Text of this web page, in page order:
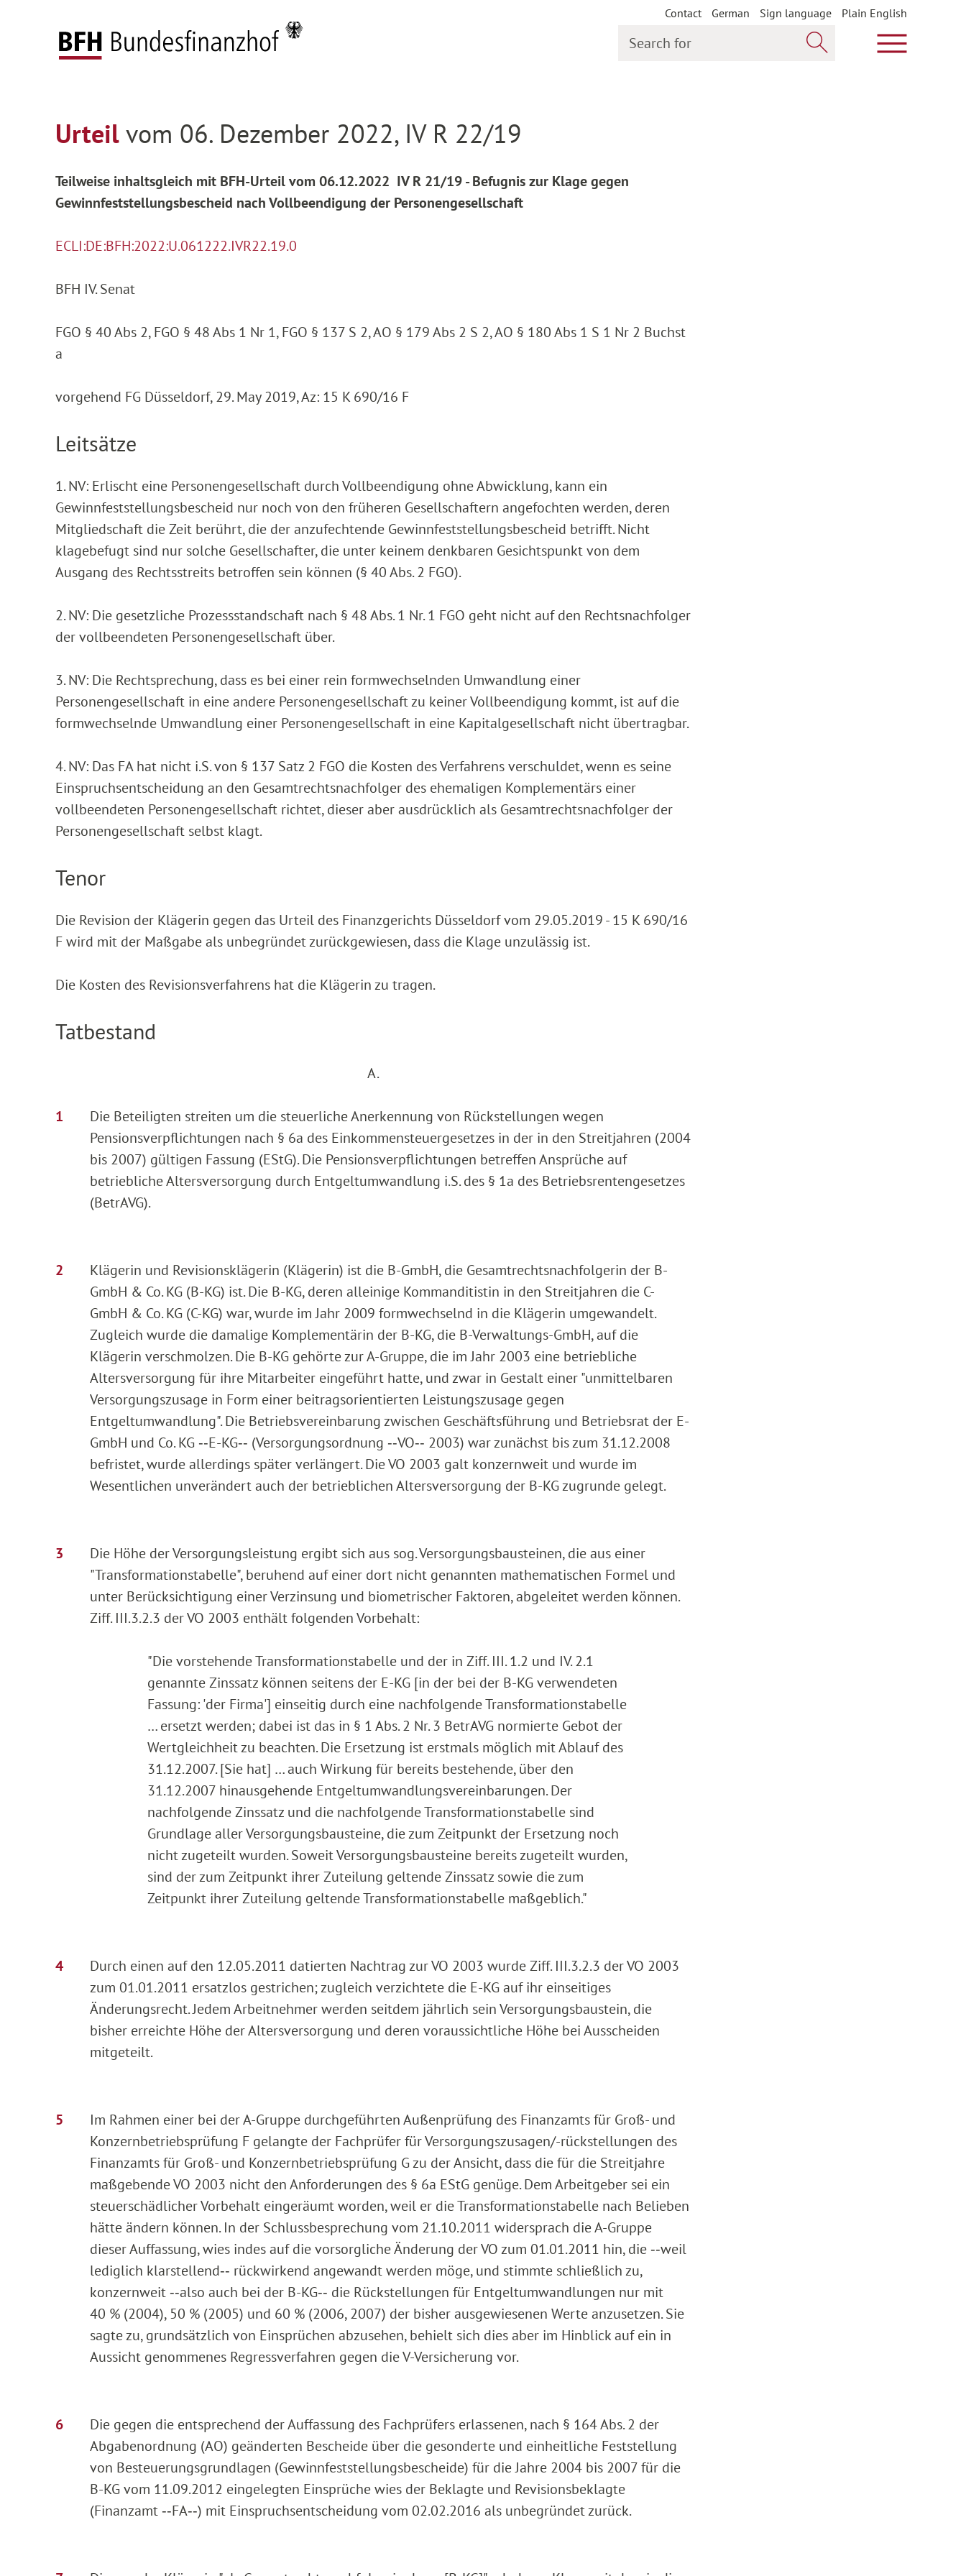
Contact German Sign language
Plain English
Show main
Federal Fiscal Court
Urteilvom 06. Dezember 2022, IV R 22/19
Teilweise inhaltsgleich mit BFH-Urteil vom 06.12.2022 IV R 21/19 - Befugnis zur Klage gegen
Gewinnfeststellungsbescheid nach Vollbeendigung der Personengesellschaft
ECLI:DE:BFH:2022:U.061222.IVR22.19.0
BFH IV. Senat
FGO § 40 Abs 2, FGO § 48 Abs 1 Nr 1, FGO § 137 S 2, AO § 179 Abs 2 S 2, AO § 180 Abs 1 S 1 Nr 2 Buchst
a
vorgehend FG Düsseldorf, 29. May 2019, Az: 15 K 690/16 F
Leitsätze
1. NV: Erlischt eine Personengesellschaft durch Vollbeendigung ohne Abwicklung, kann ein
Gewinnfeststellungsbescheid nur noch von den früheren Gesellschaftern angefochten werden, deren
Mitgliedschaft die Zeit berührt, die der anzufechtende Gewinnfeststellungsbescheid betrifft. Nicht
klagebefugt sind nur solche Gesellschafter, die unter keinem denkbaren Gesichtspunkt von dem
Ausgang des Rechtsstreits betroffen sein können (§ 40 Abs. 2 FGO).
2. NV: Die gesetzliche Prozessstandschaft nach § 48 Abs. 1 Nr. 1 FGO geht nicht auf den Rechtsnachfolger
der vollbeendeten Personengesellschaft über.
3. NV: Die Rechtsprechung, dass es bei einer rein formwechselnden Umwandlung einer
Personengesellschaft in eine andere Personengesellschaft zu keiner Vollbeendigung kommt, ist auf die
formwechselnde Umwandlung einer Personengesellschaft in eine Kapitalgesellschaft nicht übertragbar.
4. NV: Das FA hat nicht i.S. von § 137 Satz 2 FGO die Kosten des Verfahrens verschuldet, wenn es seine
Einspruchsentscheidung an den Gesamtrechtsnachfolger des ehemaligen Komplementärs einer
vollbeendeten Personengesellschaft richtet, dieser aber ausdrücklich als Gesamtrechtsnachfolger der
Personengesellschaft selbst klagt.
Tenor
Die Revision der Klägerin gegen das Urteil des Finanzgerichts Düsseldorf vom 29.05.2019 - 15 K 690/16
F wird mit der Maßgabe als unbegründet zurückgewiesen, dass die Klage unzulässig ist.
Die Kosten des Revisionsverfahrens hat die Klägerin zu tragen.
Tatbestand
A.
Die Beteiligten streiten um die steuerliche Anerkennung von Rückstellungen wegen
Pensionsverpflichtungen nach § 6a des Einkommensteuergesetzes in der in den Streitjahren (2004
bis 2007) gültigen Fassung (EStG). Die Pensionsverpflichtungen betreffen Ansprüche auf
betriebliche Altersversorgung durch Entgeltumwandlung i.S. des § 1a des Betriebsrentengesetzes
(BetrAVG).
Klägerin und Revisionsklägerin (Klägerin) ist die B-GmbH, die Gesamtrechtsnachfolgerin der B-
GmbH & Co. KG (B-KG) ist. Die B-KG, deren alleinige Kommanditistin in den Streitjahren die C-
GmbH & Co. KG (C-KG) war, wurde im Jahr 2009 formwechselnd in die Klägerin umgewandelt.
Zugleich wurde die damalige Komplementärin der B-KG, die B-Verwaltungs-GmbH, auf die
Klägerin verschmolzen. Die B-KG gehörte zur A-Gruppe, die im Jahr 2003 eine betriebliche
Altersversorgung für ihre Mitarbeiter eingeführt hatte, und zwar in Gestalt einer "unmittelbaren
Versorgungszusage in Form einer beitragsorientierten Leistungszusage gegen
Entgeltumwandlung". Die Betriebsvereinbarung zwischen Geschäftsführung und Betriebsrat der E-
GmbH und Co. KG ‑‑E-KG‑‑ (Versorgungsordnung ‑‑VO‑‑ 2003) war zunächst bis zum 31.12.2008
befristet, wurde allerdings später verlängert. Die VO 2003 galt konzernweit und wurde im
Wesentlichen unverändert auch der betrieblichen Altersversorgung der B-KG zugrunde gelegt.
Die Höhe der Versorgungsleistung ergibt sich aus sog. Versorgungsbausteinen, die aus einer
"Transformationstabelle", beruhend auf einer dort nicht genannten mathematischen Formel und
unter Berücksichtigung einer Verzinsung und biometrischer Faktoren, abgeleitet werden können.
Ziff. III.3.2.3 der VO 2003 enthält folgenden Vorbehalt:
"Die vorstehende Transformationstabelle und der in Ziff. III. 1.2 und IV. 2.1
genannte Zinssatz können seitens der E-KG [in der bei der B-KG verwendeten
Fassung: 'der Firma'] einseitig durch eine nachfolgende Transformationstabelle
… ersetzt werden; dabei ist das in § 1 Abs. 2 Nr. 3 BetrAVG normierte Gebot der
Wertgleichheit zu beachten. Die Ersetzung ist erstmals möglich mit Ablauf des
31.12.2007. [Sie hat] … auch Wirkung für bereits bestehende, über den
31.12.2007 hinausgehende Entgeltumwandlungsvereinbarungen. Der
nachfolgende Zinssatz und die nachfolgende Transformationstabelle sind
Grundlage aller Versorgungsbausteine, die zum Zeitpunkt der Ersetzung noch
nicht zugeteilt wurden. Soweit Versorgungsbausteine bereits zugeteilt wurden,
sind der zum Zeitpunkt ihrer Zuteilung geltende Zinssatz sowie die zum
Zeitpunkt ihrer Zuteilung geltende Transformationstabelle maßgeblich."
Durch einen auf den 12.05.2011 datierten Nachtrag zur VO 2003 wurde Ziff. III.3.2.3 der VO 2003
zum 01.01.2011 ersatzlos gestrichen; zugleich verzichtete die E-KG auf ihr einseitiges
Änderungsrecht. Jedem Arbeitnehmer werden seitdem jährlich sein Versorgungsbaustein, die
bisher erreichte Höhe der Altersversorgung und deren voraussichtliche Höhe bei Ausscheiden
mitgeteilt.
Im Rahmen einer bei der A-Gruppe durchgeführten Außenprüfung des Finanzamts für Groß- und
Konzernbetriebsprüfung F gelangte der Fachprüfer für Versorgungszusagen/-rückstellungen des
Finanzamts für Groß- und Konzernbetriebsprüfung G zu der Ansicht, dass die für die Streitjahre
maßgebende VO 2003 nicht den Anforderungen des § 6a EStG genüge. Dem Arbeitgeber sei ein
steuerschädlicher Vorbehalt eingeräumt worden, weil er die Transformationstabelle nach Belieben
hätte ändern können. In der Schlussbesprechung vom 21.10.2011 widersprach die A-Gruppe
dieser Auffassung, wies indes auf die vorsorgliche Änderung der VO zum 01.01.2011 hin, die ‑‑weil
lediglich klarstellend‑‑ rückwirkend angewandt werden möge, und stimmte schließlich zu,
konzernweit ‑‑also auch bei der B-KG‑‑ die Rückstellungen für Entgeltumwandlungen nur mit
40 % (2004), 50 % (2005) und 60 % (2006, 2007) der bisher ausgewiesenen Werte anzusetzen. Sie
sagte zu, grundsätzlich von Einsprüchen abzusehen, behielt sich dies aber im Hinblick auf ein in
Aussicht genommenes Regressverfahren gegen die V-Versicherung vor.
Die gegen die entsprechend der Auffassung des Fachprüfers erlassenen, nach § 164 Abs. 2 der
Abgabenordnung (AO) geänderten Bescheide über die gesonderte und einheitliche Feststellung
von Besteuerungsgrundlagen (Gewinnfeststellungsbescheide) für die Jahre 2004 bis 2007 für die
B-KG vom 11.09.2012 eingelegten Einsprüche wies der Beklagte und Revisionsbeklagte
(Finanzamt ‑‑FA‑‑) mit Einspruchsentscheidung vom 02.02.2016 als unbegründet zurück.